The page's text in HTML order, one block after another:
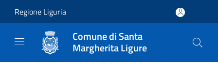
Regione Liguria
Comune di Santa
Margherita Ligure